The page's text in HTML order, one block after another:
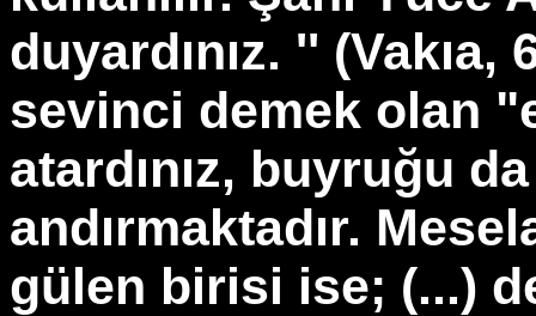
duyardınız. '' (Vakıa,
sevinci demek olan
atardınız, buyruğu
andırmaktadır.
gülen birisi ise; (...)